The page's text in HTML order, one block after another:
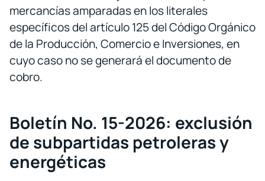
mercancías amparadas en los literales
específicos del artículo 125 del Código Orgánico
de la Producción, Comercio e Inversiones, en
cuyo caso no se generará el documento de
cobro.
Boletín No. 15-2026: exclusión
de subpartidas petroleras y
energéticas